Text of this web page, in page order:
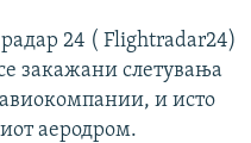
радар 24 ( Flightradar24)
закажани слетувања
и исто
аеродром.